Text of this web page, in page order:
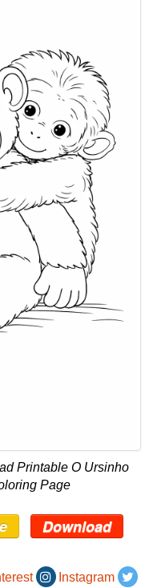
Printable O Ursinho
Page
Download
Instagram